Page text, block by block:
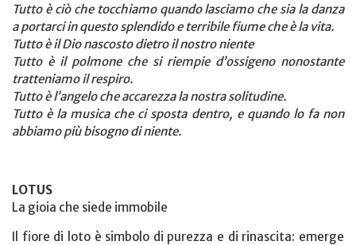
Tutto è ciò che tocchiamo quando lasciamo che sia la danza
a portarci in questo splendido e terribile fiume che è la vita.
Tutto è il Dio nascosto dietro il nostro niente
Tutto è il polmone che si riempie d’ossigeno nonostante
tratteniamo il respiro.
Tutto è l’angelo che accarezza la nostra solitudine.
Tutto è la musica che ci sposta dentro, e quando lo fa non
abbiamo più bisogno di niente.
LOTUS
La gioia che siede immobile
Il fiore di loto è simbolo di purezza e di rinascita: emerge